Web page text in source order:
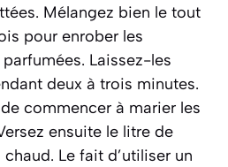
Mélangez bien le tout
pour enrober les
Laissez-les
deux à trois minutes.
commencer à marier les
ensuite le litre de
Le fait d’utiliser un